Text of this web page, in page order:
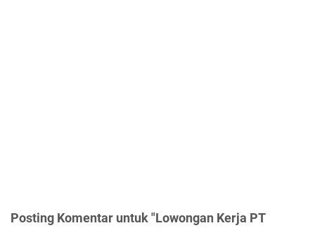
Posting Komentar untuk "Lowongan Kerja PT